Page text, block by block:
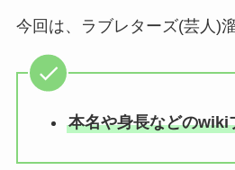
今回は、ラブレターズ(芸人)
本名や身長などのwiki